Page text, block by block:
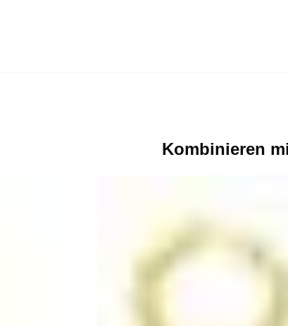
Kombinieren